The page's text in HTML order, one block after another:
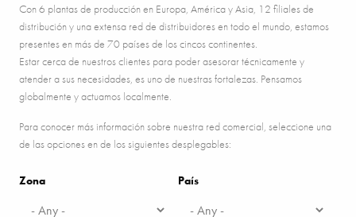
Con 6 plantas de producción en Europa, América y Asia, 12 filiales de
distribución y una extensa red de distribuidores en todo el mundo, estamos
presentes en más de 70 países de los cincos continentes.
Estar cerca de nuestros clientes para poder asesorar técnicamente y
atender a sus necesidades, es uno de nuestras fortalezas. Pensamos
globalmente y actuamos localmente.
Para conocer más información sobre nuestra red comercial, seleccione una
de las opciones en de los siguientes desplegables:
Zona País